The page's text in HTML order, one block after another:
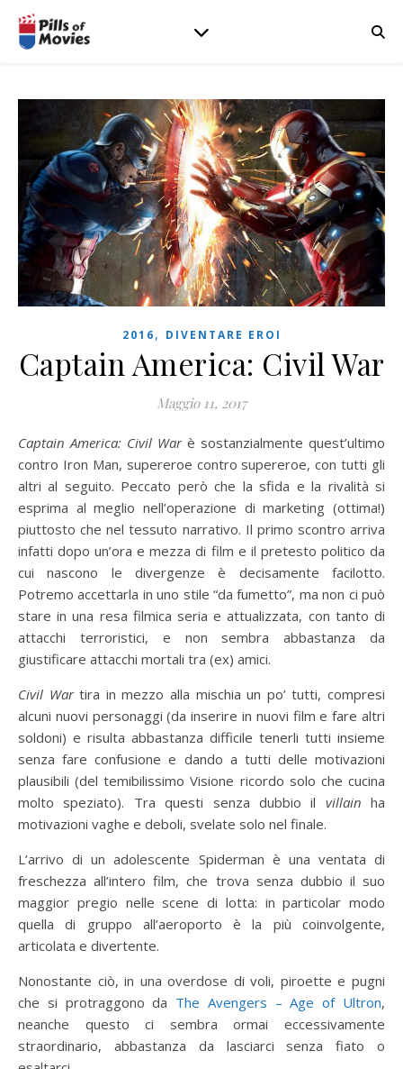
2016, DIVENTARE EROI
Captain America: Civil War
Maggio 11, 2017
Captain America: Civil Warè sostanzialmente quest’ultimo
contro Iron Man, supereroe contro supereroe, con tutti gli
altri al seguito. Peccato però che la sfida e la rivalità si
esprima al meglio nell’operazione di marketing (ottima!)
piuttosto che nel tessuto narrativo. Il primo scontro arriva
infatti dopo un’ora e mezza di film e il pretesto politico da
cui nascono le divergenze è decisamente facilotto.
Potremo accettarla in uno stile “da fumetto”, ma non ci può
stare in una resa filmica seria e attualizzata, con tanto di
attacchi terroristici, e non sembra abbastanza da
giustificare attacchi mortali tra (ex) amici.
Civil Wartira in mezzo alla mischia un po’ tutti, compresi
alcuni nuovi personaggi (da inserire in nuovi film e fare altri
soldoni) e risulta abbastanza difficile tenerli tutti insieme
senza fare confusione e dando a tutti delle motivazioni
plausibili (del temibilissimo Visione ricordo solo che cucina
molto speziato). Tra questi senza dubbio il villain ha
motivazioni vaghe e deboli, svelate solo nel finale.
L’arrivo di un adolescente Spiderman è una ventata di
freschezza all’intero film, che trova senza dubbio il suo
maggior pregio nelle scene di lotta: in particolar modo
quella di gruppo all’aeroporto è la più coinvolgente,
articolata e divertente.
Nonostante ciò, in una overdose di voli, piroette e pugni
che si protraggono da The Avengers – Age of Ultron,
neanche questo ci sembra ormai eccessivamente
straordinario, abbastanza da lasciarci senza fiato o